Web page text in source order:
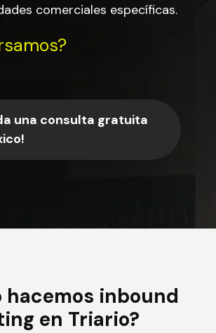
comerciales específicas.
una consulta gratuita
hacemos inbound
en Triario?